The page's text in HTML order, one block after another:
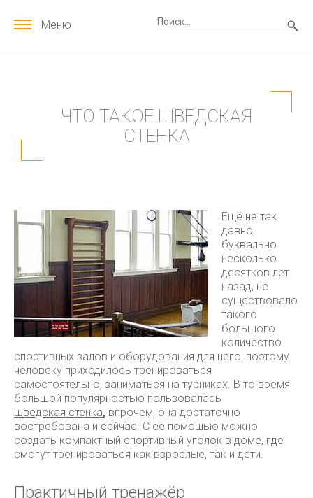
Меню
ЧТО ТАКОЕ ШВЕДСКАЯ
СТЕНКА
Ещё не так
давно,
буквально
несколько
десятков лет
назад, не
существовало
такого
большого
количество
спортивных залов и оборудования для него, поэтому
человеку приходилось тренироваться
самостоятельно, заниматься на турниках. В то время
большой популярностью пользовалась
шведская стенка, впрочем, она достаточно
востребована и сейчас. С её помощью можно
создать компактный спортивный уголок в доме, где
смогут тренироваться как взрослые, так и дети.
Практичный тренажёр